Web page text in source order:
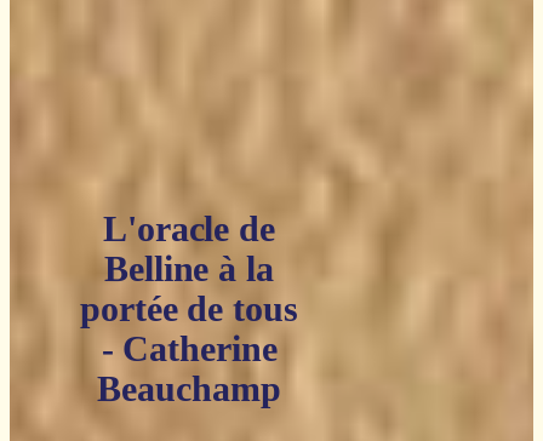
L'oracle de
Belline à la
portée de tous
- Catherine
Beauchamp